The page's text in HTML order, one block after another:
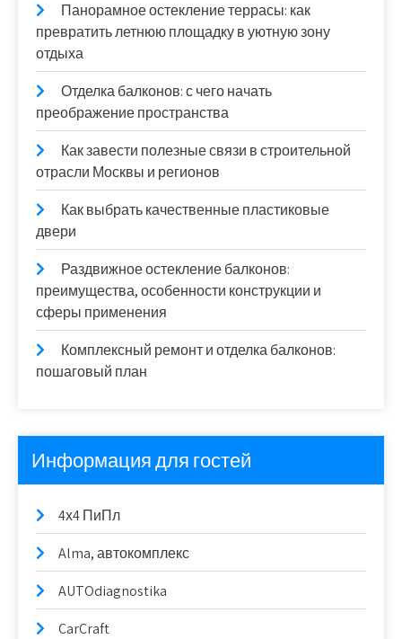
Панорамное остекление террасы: как
превратить летнюю площадку в уютную зону
отдыха
Отделка балконов: с чего начать
преображение пространства
Как завести полезные связи в строительной
отрасли Москвы и регионов
Как выбрать качественные пластиковые
двери
Раздвижное остекление балконов:
преимущества, особенности конструкции и
сферы применения
Комплексный ремонт и отделка балконов:
пошаговый план
Информация для гостей
4х4 ПиПл
Alma, автокомплекс
AUTOdiagnostika
CarCraft